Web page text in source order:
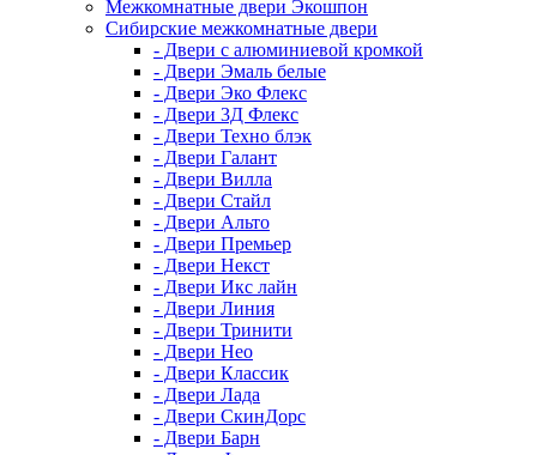
Межкомнатные двери Экошпон
Сибирские межкомнатные двери
- Двери с алюминиевой кромкой
- Двери Эмаль белые
- Двери Эко Флекс
- Двери 3Д Флекс
- Двери Техно блэк
- Двери Галант
- Двери Вилла
- Двери Стайл
- Двери Альто
- Двери Премьер
- Двери Некст
- Двери Икс лайн
- Двери Линия
- Двери Тринити
- Двери Нео
- Двери Классик
- Двери Лада
- Двери СкинДорс
- Двери Барн